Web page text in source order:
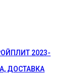
2023-
ДОСТАВКА